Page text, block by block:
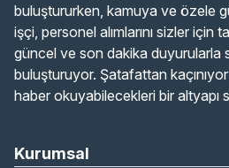
buluştururken, kamuya ve özele
işçi, personel alımlarını sizler için
güncel ve son dakika duyurularla
buluşturuyor. Şatafattan
haber okuyabilecekleri bir altyapı
Kurumsal